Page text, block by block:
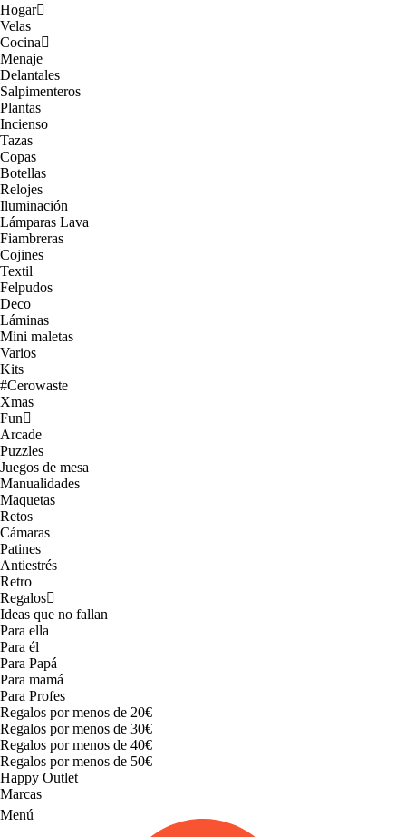
Hogar
Velas
Cocina
Menaje
Delantales
Salpimenteros
Plantas
Incienso
Tazas
Copas
Botellas
Relojes
Iluminación
Lámparas Lava
Fiambreras
Cojines
Textil
Felpudos
Deco
Láminas
Mini maletas
Varios
Kits
#Cerowaste
Xmas
Fun
Arcade
Puzzles
Juegos de mesa
Manualidades
Maquetas
Retos
Cámaras
Patines
Antiestrés
Retro
Regalos
Ideas que no fallan
Para ella
Para él
Para Papá
Para mamá
Para Profes
Regalos por menos de 20€
Regalos por menos de 30€
Regalos por menos de 40€
Regalos por menos de 50€
Happy Outlet
Marcas